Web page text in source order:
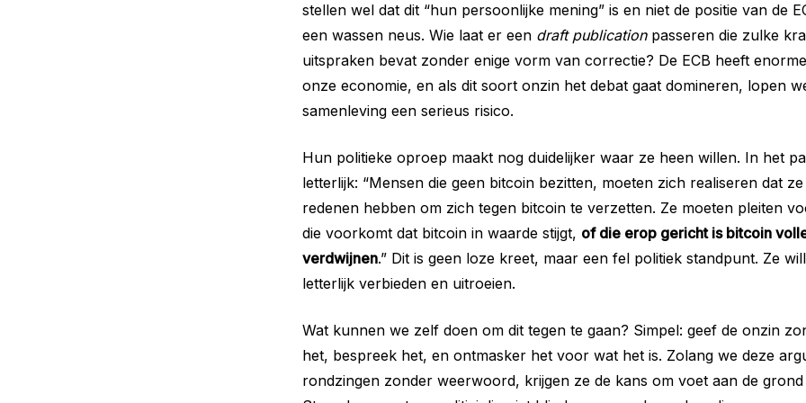
stellen wel dat dit “hun persoonlijke mening” is en niet de positie van de
een wassen neus. Wie laat er een draft publicationpasseren die zulke
uitspraken bevat zonder enige vorm van correctie? De ECB heeft
onze economie, en als dit soort onzin het debat gaat domineren, lopen
samenleving een serieus risico.
Hun politieke oproep maakt nog duidelijker waar ze heen willen. In het
letterlijk: “Mensen die geen bitcoin bezitten, moeten zich realiseren dat
redenen hebben om zich tegen bitcoin te verzetten. Ze moeten pleiten
die voorkomt dat bitcoin in waarde stijgt, of die erop gericht is bitcoin
verdwijnen.” Dit is geen loze kreet, maar een fel politiek standpunt. Ze
letterlijk verbieden en uitroeien.
Wat kunnen we zelf doen om dit tegen te gaan? Simpel: geef de onzin
het, bespreek het, en ontmasker het voor wat het is. Zolang we deze
rondzingen zonder weerwoord, krijgen ze de kans om voet aan de